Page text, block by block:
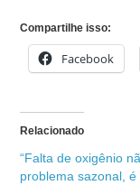
Compartilhe isso:
Facebook
Relacionado
“Falta de oxigênio
problema sazonal, é